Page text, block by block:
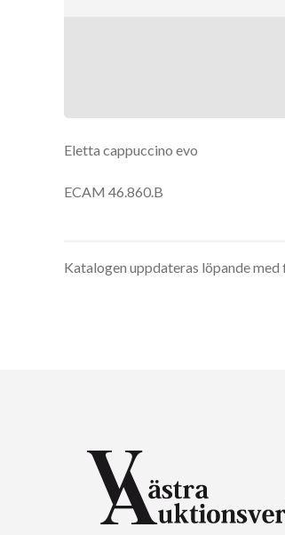
Eletta cappuccino evo
ECAM 46.860.B
Katalogen uppdateras löpande